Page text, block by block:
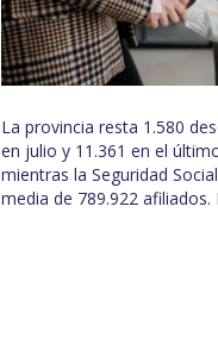
La provincia resta 1.580
en julio y 11.361 en el
mientras la Seguridad
media de 789.922 afiliados.